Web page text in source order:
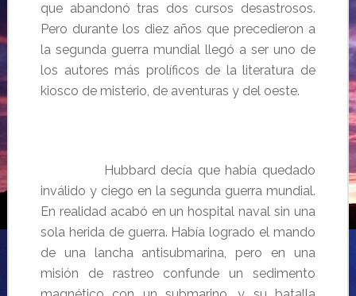
que abandonó tras dos cursos desastrosos.
Pero durante los diez años que precedieron a
la segunda guerra mundial llegó a ser uno de
los autores más prolíficos de la literatura de
kiosco de misterio, de aventuras y del oeste.
Hubbard decía que había quedado
inválido y ciego en la segunda guerra mundial.
En realidad acabó en un hospital naval sin una
sola herida de guerra. Había logrado el mando
de una lancha antisubmarina, pero en una
misión de rastreo confunde un sedimento